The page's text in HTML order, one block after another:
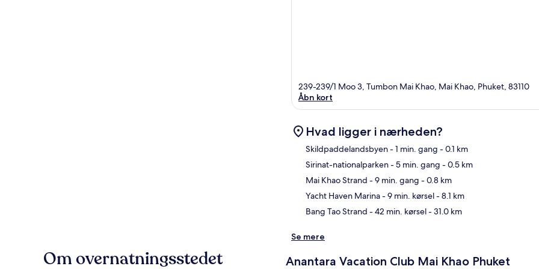
239-239/1 Moo 3, Tumbon Mai Khao, Mai Khao, Phuket, 83110
Åbn kort
Hvad ligger i nærheden?
Skildpaddelandsbyen- 1 min. gang - 0.1 km
Sirinat-nationalparken- 5 min. gang - 0.5 km
Mai Khao Strand - 9 min. gang - 0.8 km
Yacht Haven Marina- 9 min. kørsel- 8.1 km
Bang Tao Strand - 42 min. kørsel- 31.0 km
Se mere
Om overnatningsstedet Anantara Vacation Club Mai Khao Phuket